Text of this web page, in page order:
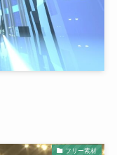
フリー素材